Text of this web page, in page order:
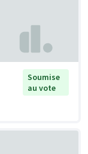
Soumise
au vote